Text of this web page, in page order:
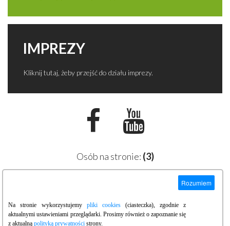
IMPREZY
Kliknij tutaj, żeby przejść do działu imprezy.
Osób na stronie: (3)
Rozumiem
Na stronie wykorzystujemy pliki cookies(ciasteczka), zgodnie z
aktualnymi ustawieniami przeglądarki. Prosimy również o zapoznanie się
z aktualnąpolityką prywatności strony.
www.swieradowzdroj.com.pl
Copyright © 2003 - 2026